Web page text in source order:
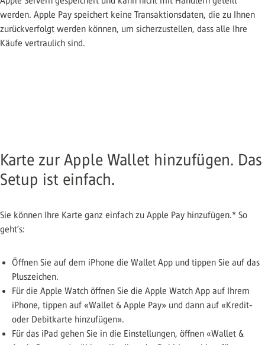
werden. Apple Pay speichert keine Transaktionsdaten, die zu Ihnen
zurückverfolgt werden können, um sicherzustellen, dass alle Ihre
Käufe vertraulich sind.
Karte zur Apple Wallet hinzufügen. Das
Setup ist einfach.
Sie können Ihre Karte ganz einfach zu Apple Pay hinzufügen.* So
geht’s:
Öffnen Sie auf dem iPhone die Wallet App und tippen Sie auf das
Pluszeichen.
Für die Apple Watch öffnen Sie die Apple Watch App auf Ihrem
iPhone, tippen auf «Wallet & Apple Pay» und dann auf «Kredit-
oder Debitkarte hinzufügen».
Für das iPad gehen Sie in die Einstellungen, öffnen «Wallet &